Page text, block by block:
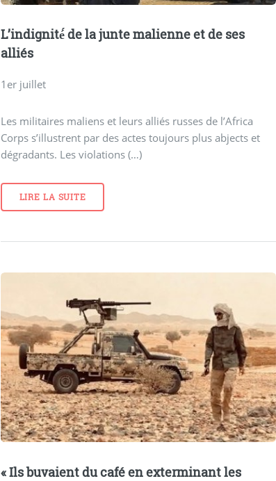
L’indignité́ de la junte malienne et de ses
alliés
1er juillet
Les militaires maliens et leurs alliés russes de l’Africa
Corps s’illustrent par des actes toujours plus abjects et
dégradants. Les violations (…)
LIRE LA SUITE
« Ils buvaient du café en exterminant les